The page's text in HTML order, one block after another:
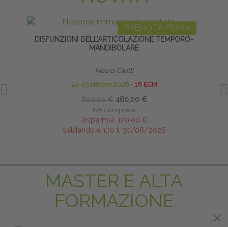
PRENOTA PRIMA
DISFUNZIONI DELL’ARTICOLAZIONE TEMPORO-
MANDIBOLARE
Mauro Ciletti
24-25 ottobre 2026 ∙ 16 ECM
600,00 € 480,00 €
IVA compresa
Risparmia: 120,00 €
saldando entro il 30/08/2026
MASTER E ALTA
FORMAZIONE
×
×